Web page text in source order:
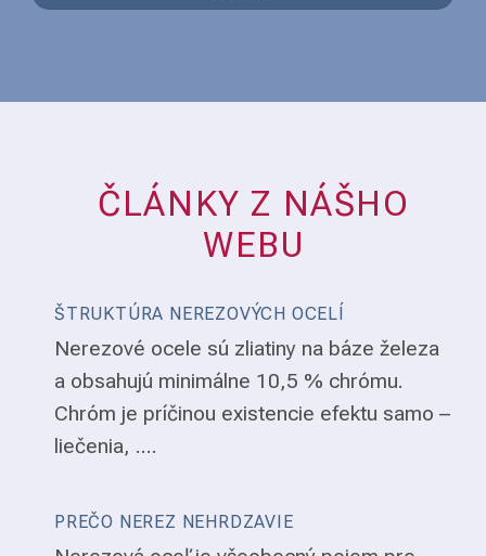
ČLÁNKY Z NÁŠHO
WEBU
ŠTRUKTÚRA NEREZOVÝCH OCELÍ
Nerezové ocele sú zliatiny na báze železa
a obsahujú minimálne 10,5 % chrómu.
Chróm je príčinou existencie efektu samo –
liečenia, ....
PREČO NEREZ NEHRDZAVIE